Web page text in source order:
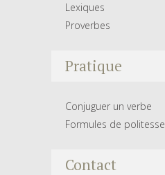
Lexiques
Proverbes
Pratique
Conjuguer un verbe
Formules de politesse
Contact